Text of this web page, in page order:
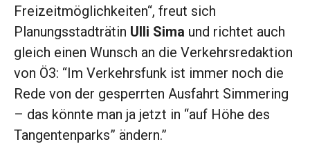
Freizeitmöglichkeiten“, freut sich
Planungsstadträtin Ulli Sima und richtet auch
gleich einen Wunsch an die Verkehrsredaktion
von Ö3: “Im Verkehrsfunk ist immer noch die
Rede von der gesperrten Ausfahrt Simmering
– das könnte man ja jetzt in “auf Höhe des
Tangentenparks” ändern.”